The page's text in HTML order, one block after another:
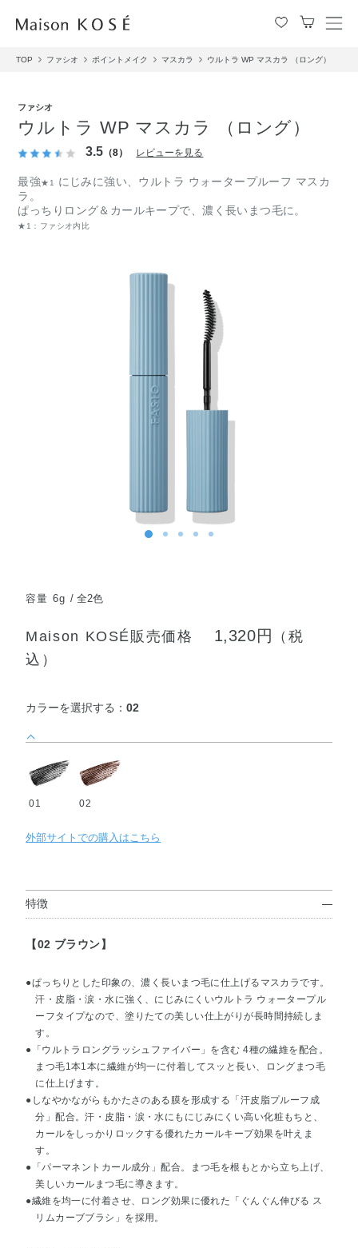
メ
TOP ファシオ ポイントメイク マスカラ ウルトラ WP マスカラ （ロング）
ファシオ
ウルトラ WP マスカラ （ロング）
3.5 （8） レビューを見る
最強★1
にじみに強い、ウルトラ ウォータープルーフ マスカ
ラ。
ぱっちりロング＆カールキープで、濃く長いまつ毛に。
★1：ファシオ内比
容量 6g 全2色
Maison KOSÉ販売価格 1,320円
（税
込）
カラーを選択する：02
01 02
外部サイトでの購入はこちら
特徴
【02 ブラウン】
●ぱっちりとした印象の、濃く長いまつ毛に仕上げるマスカラです。
汗・皮脂・涙・水に強く、にじみにくいウルトラ ウォータープル
ーフタイプなので、塗りたての美しい仕上がりが長時間持続しま
す。
●「ウルトラロングラッシュファイバー」を含む 4種の繊維を配合。
まつ毛1本1本に繊維が均一に付着してスッと長い、ロングまつ毛
に仕上げます。
●しなやかながらもかたさのある膜を形成する「汗皮脂プルーフ成
分」配合。汗・皮脂・涙・水にもにじみにくい高い化粧もちと、
カールをしっかりロックする優れたカールキープ効果を叶えま
す。
●「パーマネントカール成分」配合。まつ毛を根もとから立ち上げ、
美しいカールまつ毛に導きます。
●繊維を均一に付着させ、ロング効果に優れた「ぐんぐん伸びる ス
リムカーブブラシ」を採用。